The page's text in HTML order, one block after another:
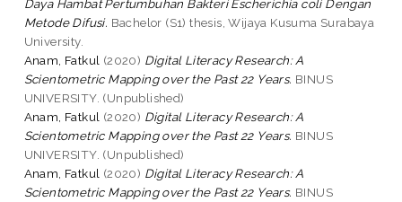
Daya Hambat Pertumbuhan Bakteri Escherichia coli Dengan
Metode Difusi. Bachelor (S1) thesis, Wijaya Kusuma Surabaya
University.
Anam, Fatkul (2020) Digital Literacy Research: A
Scientometric Mapping over the Past 22 Years. BINUS
UNIVERSITY. (Unpublished)
Anam, Fatkul (2020) Digital Literacy Research: A
Scientometric Mapping over the Past 22 Years. BINUS
UNIVERSITY. (Unpublished)
Anam, Fatkul (2020) Digital Literacy Research: A
Scientometric Mapping over the Past 22 Years. BINUS